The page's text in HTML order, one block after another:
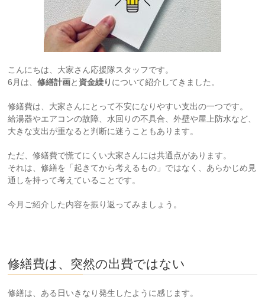
こんにちは、大家さん応援隊スタッフです。
6月は、修繕計画と 資金繰り について紹介してきました。
修繕費は、大家さんにとって不安になりやすい支出の一つです。
給湯器やエアコンの故障、水回りの不具合、外壁や屋上防水など、
大きな支出が重なると判断に迷うこともあります。
ただ、修繕費で慌てにくい大家さんには共通点があります。
それは、修繕を「起きてから考えるもの」ではなく、あらかじめ見
通しを持って考えていることです。
今月ご紹介した内容を振り返ってみましょう。
修繕費は、突然の出費ではない
修繕は、ある日いきなり発生したように感じます。